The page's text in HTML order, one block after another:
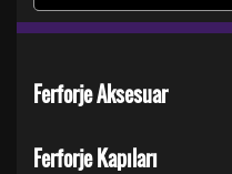
Ferforje Aksesuar
Ferforje Kapıları